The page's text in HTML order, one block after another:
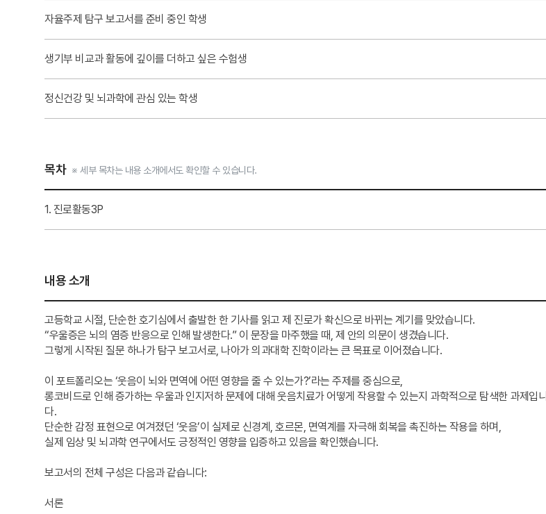
자율주제 탐구 보고서를 준비 중인 학생
생기부 비교과 활동에 깊이를 더하고 싶은 수험생
정신건강 및 뇌과학에 관심 있는 학생
목차 ※ 세부 목차는 내용 소개에서도 확인할 수 있습니다.
1. 진로활동3P
내용 소개
고등학교 시절, 단순한 호기심에서 출발한 한 기사를 읽고 제 진로가 확신으로 바뀌는 계기를 맞았습니다.
“우울증은 뇌의 염증 반응으로 인해 발생한다.” 이 문장을 마주했을 때, 제 안의 의문이 생겼습니다.
그렇게 시작된 질문 하나가 탐구 보고서로, 나아가 의과대학 진학이라는 큰 목표로 이어졌습니다.
이 포트폴리오는 ‘웃음이 뇌와 면역에 어떤 영향을 줄 수 있는가?’라는 주제를 중심으로,
롱코비드로 인해 증가하는 우울과 인지저하 문제에 대해 웃음치료가 어떻게 작용할 수 있는지 과학적으로 탐색한 과제입니
다.
단순한 감정 표현으로 여겨졌던 ‘웃음’이 실제로 신경계, 호르몬, 면역계를 자극해 회복을 촉진하는 작용을 하며,
실제 임상 및 뇌과학 연구에서도 긍정적인 영향을 입증하고 있음을 확인했습니다.
보고서의 전체 구성은 다음과 같습니다:
서론